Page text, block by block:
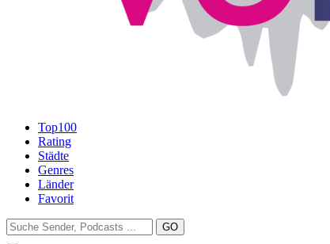
Top100
Rating
Städte
Genres
Länder
Favorit
GO